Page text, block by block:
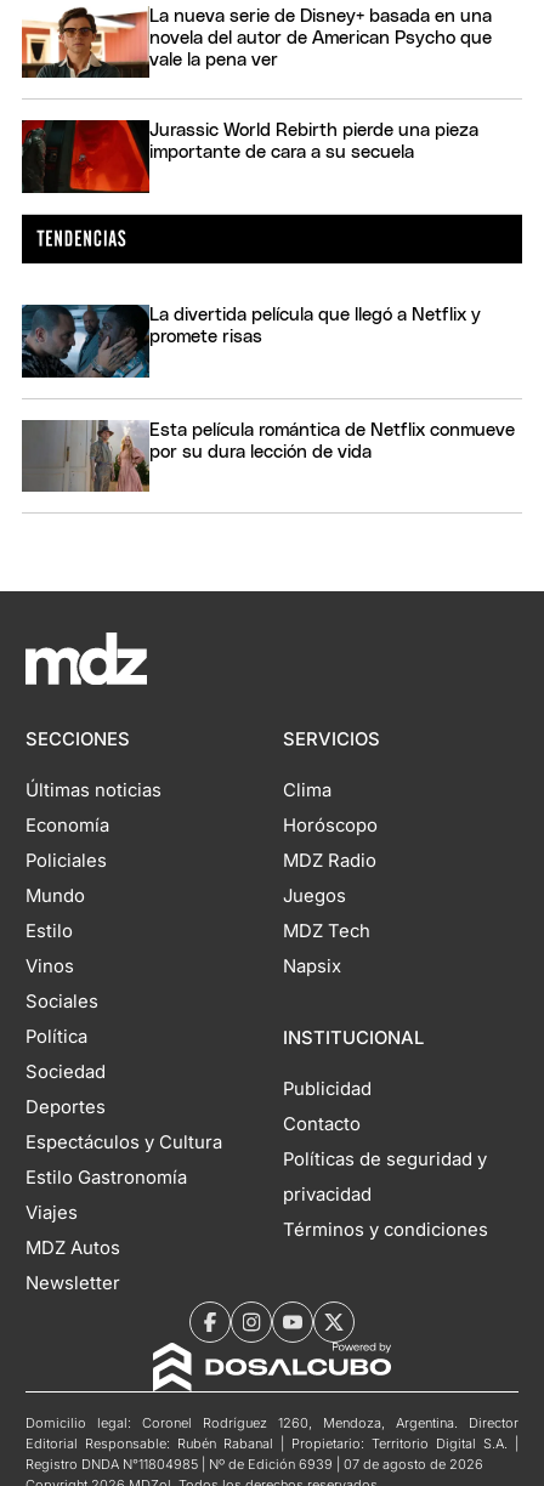
La nueva serie de Disney+ basada en una
novela del autor de American Psycho que
vale la pena ver
Jurassic World Rebirth pierde una pieza
importante de cara a su secuela
La divertida película que llegó a Netflix y
promete risas
Esta película romántica de Netflix conmueve
por su dura lección de vida
SECCIONES
Últimas noticias
Economía
Policiales
Mundo
Estilo
Vinos
Sociales
Política
Sociedad
Deportes
Espectáculos y Cultura
Estilo Gastronomía
Viajes
MDZ Autos
Newsletter
SERVICIOS
Clima
Horóscopo
MDZ Radio
Juegos
MDZ Tech
Napsix
INSTITUCIONAL
Publicidad
Contacto
Políticas de seguridad y
privacidad
Términos y condiciones
Domicilio legal: Coronel Rodríguez 1260, Mendoza, Argentina. Director
Editorial Responsable: Rubén Rabanal | Propietario: Territorio Digital S.A. |
Registro DNDA N°11804985 | Nº de Edición 6939 | 07 de agosto de 2026